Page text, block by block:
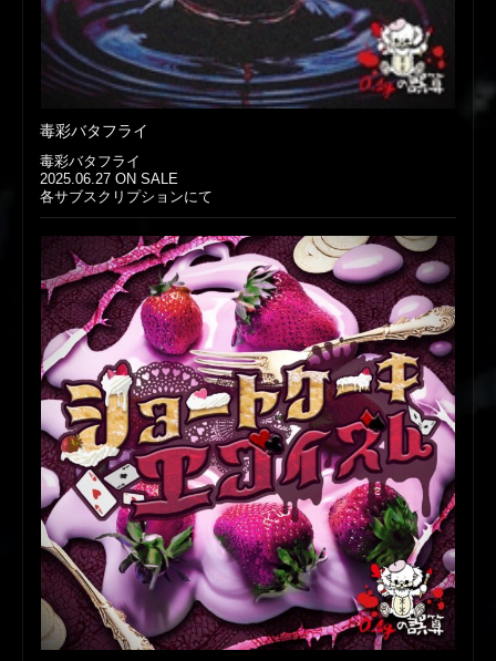
毒彩バタフライ
毒彩バタフライ
2025.06.27 ON SALE
各サブスクリプションにて